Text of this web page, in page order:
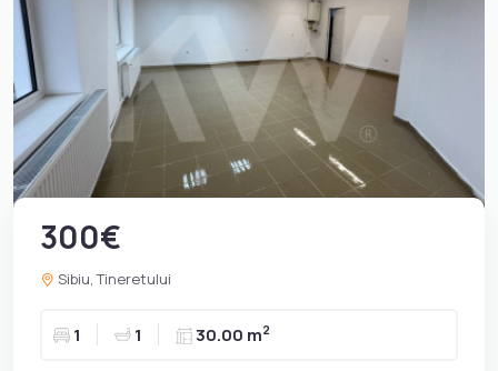
300€
Sibiu, Tineretului
1 1 30.00 m2